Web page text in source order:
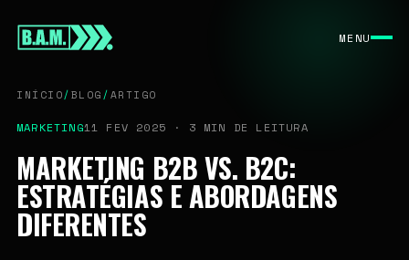
MENU
INÍCIO
SOBRE
SERVIÇOS
BLOG
CONTATO
INÍCIO/BLOG/ARTIGO
MARKETING11 FEV 2025 · 3 MIN DE LEITURA
MARKETING B2B VS. B2C:
ESTRATÉGIAS E ABORDAGENS
DIFERENTES